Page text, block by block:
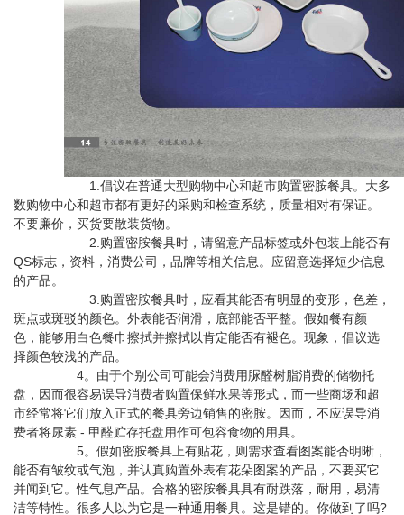
1.倡议在普通大型购物中心和超市购置密胺餐具。大多
数购物中心和超市都有更好的采购和检查系统，质量相对有保证。
不要廉价，买货要散装货物。
2.购置密胺餐具时，请留意产品标签或外包装上能否有
QS标志，资料，消费公司，品牌等相关信息。应留意选择短少信息
的产品。
3.购置密胺餐具时，应看其能否有明显的变形，色差，
斑点或斑驳的颜色。外表能否润滑，底部能否平整。假如餐有颜
色，能够用白色餐巾擦拭并擦拭以肯定能否有褪色。现象，倡议选
择颜色较浅的产品。
4。由于个别公司可能会消费用脲醛树脂消费的储物托
盘，因而很容易误导消费者购置保鲜水果等形式，而一些商场和超
市经常将它们放入正式的餐具旁边销售的密胺。因而，不应误导消
费者将尿素 - 甲醛贮存托盘用作可包容食物的用具。
5。假如密胺餐具上有贴花，则需求查看图案能否明晰，
能否有皱纹或气泡，并认真购置外表有花朵图案的产品，不要买它
并闻到它。性气息产品。 合格的密胺餐具具有耐跌落，耐用，易清
洁等特性。很多人以为它是一种通用餐具。这是错的。你做到了吗?